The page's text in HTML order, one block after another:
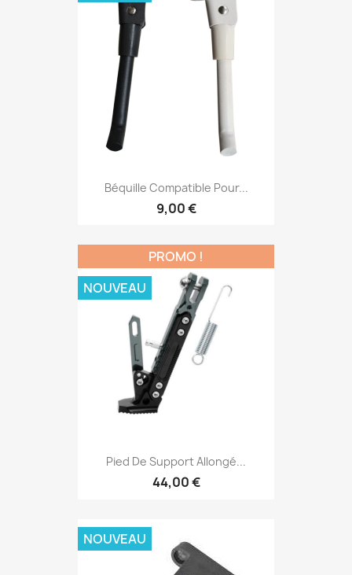
Béquille Compatible Pour...
9,00 €
Pied De Support Allongé...
44,00 €
PROMO !
NOUVEAU
NOUVEAU